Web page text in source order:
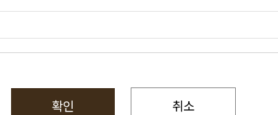
확인 취소